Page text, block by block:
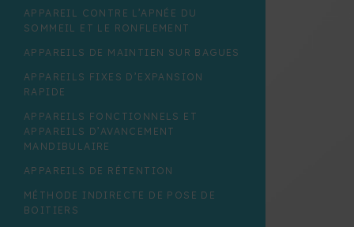
NITANIUM PALATAL EXPANDER
PENDULUM
PORTER ARCH
QUAD HELIX
WILLIAM
APPAREIL CONTRE L’APNÉE DU
SOMMEIL ET LE RONFLEMENT
APPAREILS DE MAINTIEN SUR BAGUES
APPAREILS FIXES D’EXPANSION
RAPIDE
APPAREILS FONCTIONNELS ET
APPAREILS D’AVANCEMENT
MANDIBULAIRE
APPAREILS DE RÉTENTION
MÉTHODE INDIRECTE DE POSE DE
BOITIERS